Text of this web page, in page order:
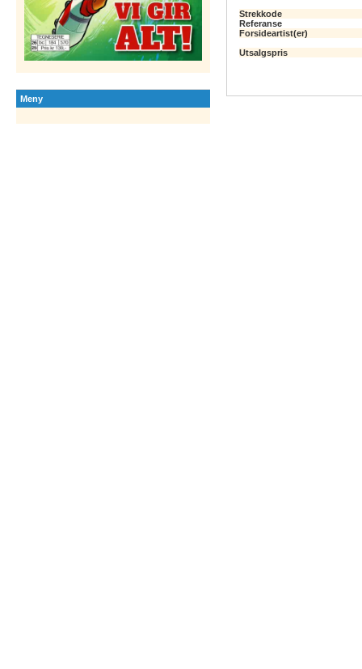
Meny
Strekkode
Referanse
Forsideartist(er)
Utsalgspris